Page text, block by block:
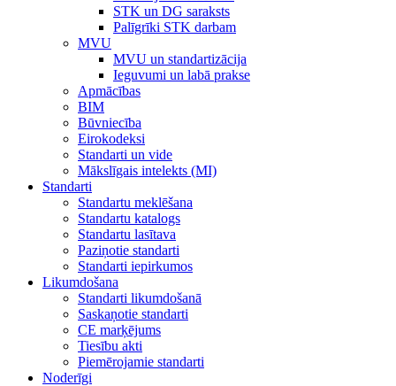
STK un DG saraksts
Palīgrīki STK darbam
MVU
MVU un standartizācija
Ieguvumi un labā prakse
Apmācības
BIM
Būvniecība
Eirokodeksi
Standarti un vide
Mākslīgais intelekts (MI)
Standarti
Standartu meklēšana
Standartu katalogs
Standartu lasītava
Paziņotie standarti
Standarti iepirkumos
Likumdošana
Standarti likumdošanā
Saskaņotie standarti
CE marķējums
Tiesību akti
Piemērojamie standarti
Noderīgi